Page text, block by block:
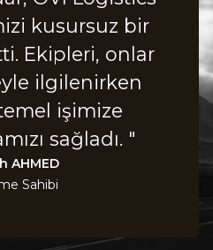
kusursuz bir
Ekipleri, onlar
ilgilenirken
işimize
sağladı. "
AHMED
Sahibi